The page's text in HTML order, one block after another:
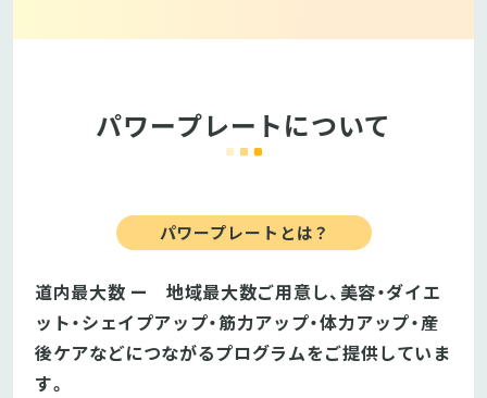
パワープレートについて
パワープレートとは？
道内最大数 ー 地域最大数ご用意し、美容・ダイエ
ット・シェイプアップ・筋力アップ・体力アップ・産
後ケアなどにつながるプログラムをご提供していま
す。